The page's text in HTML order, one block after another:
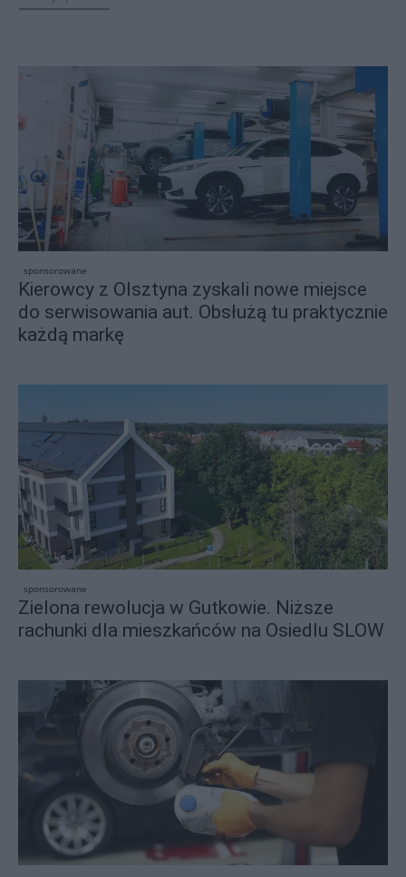
sponsorowane
Kierowcy z Olsztyna zyskali nowe miejsce
do serwisowania aut. Obsłużą tu praktycznie
każdą markę
sponsorowane
Zielona rewolucja w Gutkowie. Niższe
rachunki dla mieszkańców na Osiedlu SLOW